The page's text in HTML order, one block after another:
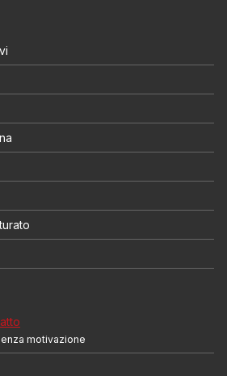
motivazione